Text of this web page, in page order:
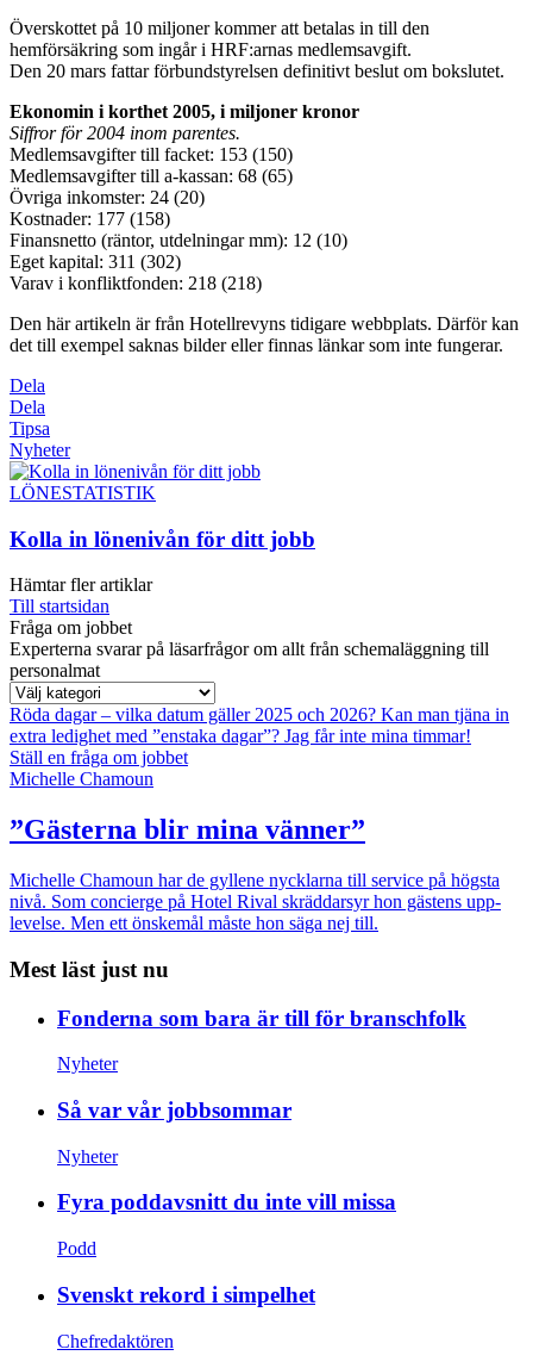
Överskottet på 10 miljoner kommer att betalas in till den
hemförsäkring som ingår i HRF:arnas medlemsavgift.
Den 20 mars fattar förbundstyrelsen definitivt beslut om bokslutet.
Ekonomin i korthet 2005, i miljoner kronor
Siffror för 2004 inom parentes.
Medlemsavgifter till facket: 153 (150)
Medlemsavgifter till a-kassan: 68 (65)
Övriga inkomster: 24 (20)
Kostnader: 177 (158)
Finansnetto (räntor, utdelningar mm): 12 (10)
Eget kapital: 311 (302)
Varav i konfliktfonden: 218 (218)
Den här artikeln är från Hotellrevyns tidigare webbplats. Därför kan
det till exempel saknas bilder eller finnas länkar som inte fungerar.
Dela
Dela
Tipsa
Nyheter
LÖNESTATISTIK
Kolla in lönenivån för ditt jobb
Hämtar fler artiklar
Till startsidan
Fråga om jobbet
Experterna svarar på läsarfrågor om allt från schemaläggning till
personalmat
Röda dagar – vilka datum gäller 2025 och 2026? Kan man tjäna in
extra ledighet med ”enstaka dagar”? Jag får inte mina timmar!
Ställ en fråga om jobbet
Michelle Chamoun
”Gästerna blir mina vänner”
Michelle Chamoun har de gyllene nycklarna till service på högsta
nivå. Som concierge på Hotel Rival skräddarsyr hon gästens upp­
levelse. Men ett önskemål måste hon säga nej till.
Mest läst just nu
Fonderna som bara är till för branschfolk
Nyheter
Så var vår jobbsommar
Nyheter
Fyra poddavsnitt du inte vill missa
Podd
Svenskt rekord i simpelhet
Chefredaktören